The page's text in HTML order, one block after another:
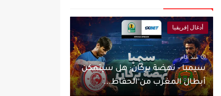
أدغال إفريقيا
منذ عام
سيمبا - نهضة بركان: هل سيتمكن
أبطال المغرب من الحفاظ...